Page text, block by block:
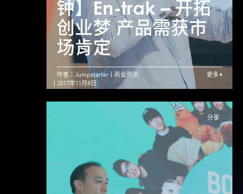
钟】En-trak – 开拓
创业梦 产品需获市
场肯定
作者：Jumpstarter
商业资讯
2017年11月8日
更多
分享